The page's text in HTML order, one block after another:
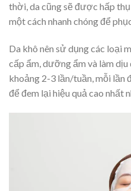
thời, da cũng sẽ được hấp
một cách nhanh chóng để
Da khô nên sử dụng các loại
cấp ẩm, dưỡng ẩm và làm dịu
khoảng 2-3 lần/tuần, mỗi lần
để đem lại hiệu quả cao nhất